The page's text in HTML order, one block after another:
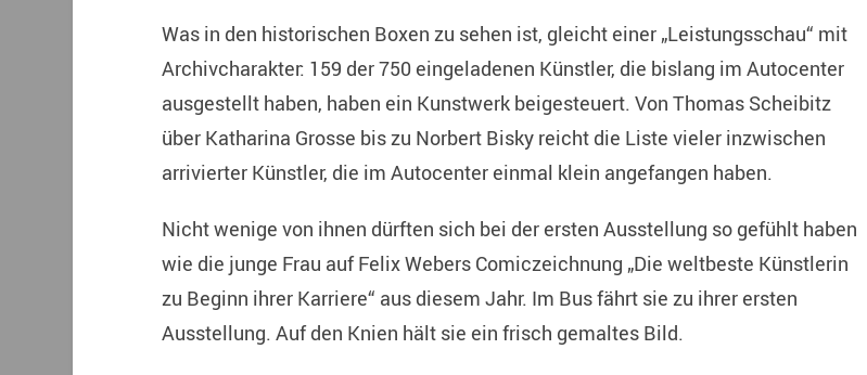
Was in den historischen Boxen zu sehen ist, gleicht einer „Leistungsschau“ mit
Archivcharakter: 159 der 750 eingeladenen Künstler, die bislang im Autocenter
ausgestellt haben, haben ein Kunstwerk beigesteuert. Von Thomas Scheibitz
über Katharina Grosse bis zu Norbert Bisky reicht die Liste vieler inzwischen
arrivierter Künstler, die im Autocenter einmal klein angefangen haben.
Nicht wenige von ihnen dürften sich bei der ersten Ausstellung so gefühlt haben
wie die junge Frau auf Felix Webers Comiczeichnung „Die weltbeste Künstlerin
zu Beginn ihrer Karriere“ aus diesem Jahr. Im Bus fährt sie zu ihrer ersten
Ausstellung. Auf den Knien hält sie ein frisch gemaltes Bild.